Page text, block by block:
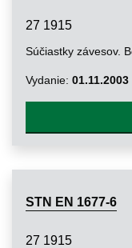
27 1915
Vydanie: 01.11.2003
STN EN 1677-6
27 1915